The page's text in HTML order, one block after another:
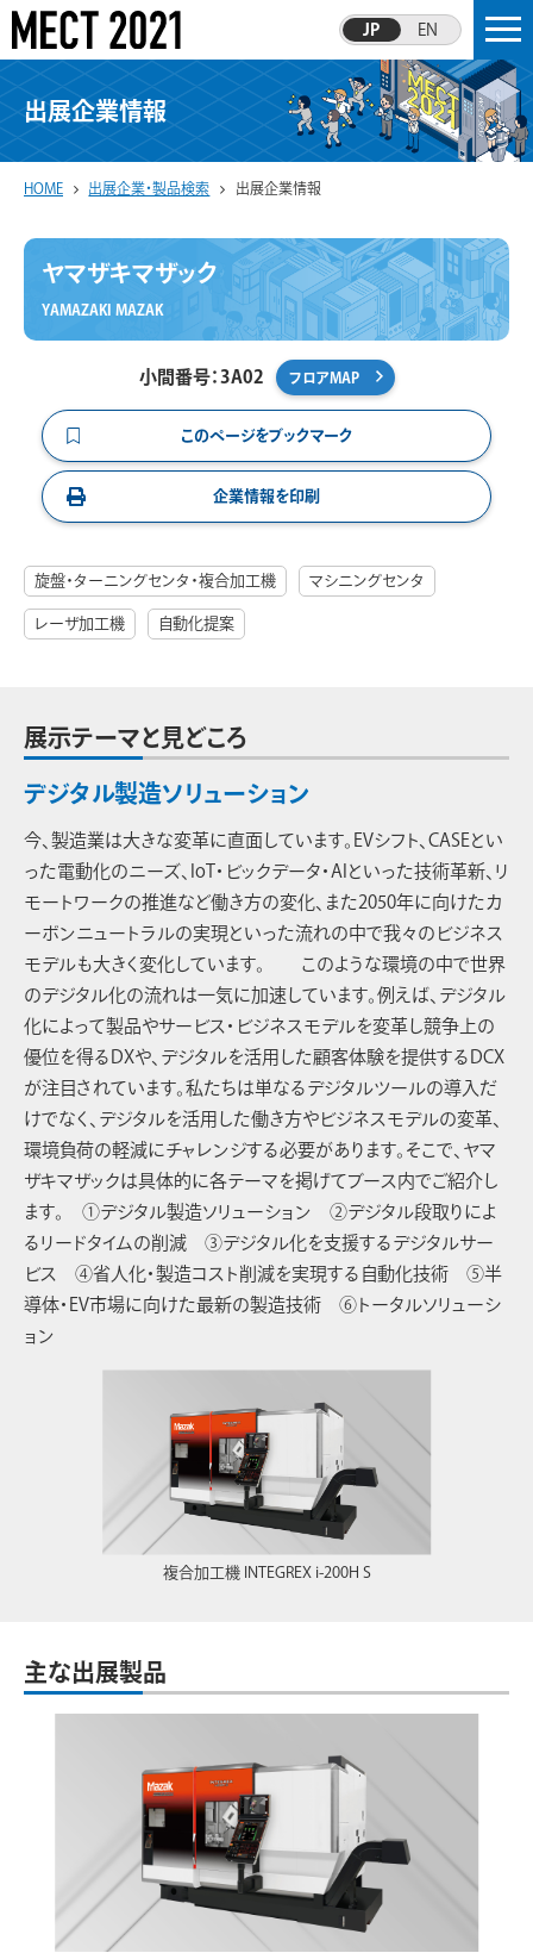
JP EN
出展企業情報
HOME 出展企業・製品検索 出展企業情報
ヤマザキマザック
YAMAZAKI MAZAK
小間番号：3A02 フロアMAP
このページをブックマーク
企業情報を印刷
旋盤・ターニングセンタ・複合加工機 マシニングセンタ
レーザ加工機 自動化提案
展示テーマと見どころ
デジタル製造ソリューション
今、製造業は大きな変革に直面しています。EVシフト、CASEとい
った電動化のニーズ、IoT・ビックデータ・AIといった技術革新、リ
モートワークの推進など働き方の変化、また2050年に向けたカ
ーボンニュートラルの実現といった流れの中で我々のビジネス
モデルも大きく変化しています。 このような環境の中で世界
のデジタル化の流れは一気に加速しています。例えば、デジタル
化によって製品やサービス・ビジネスモデルを変革し競争上の
優位を得るDXや、デジタルを活用した顧客体験を提供するDCX
が注目されています。私たちは単なるデジタルツールの導入だ
けでなく、デジタルを活用した働き方やビジネスモデルの変革、
環境負荷の軽減にチャレンジする必要があります。そこで、ヤマ
ザキマザックは具体的に各テーマを掲げてブース内でご紹介し
ます。 ①デジタル製造ソリューション ②デジタル段取りによ
るリードタイムの削減 ③デジタル化を支援するデジタルサー
ビス ④省人化・製造コスト削減を実現する自動化技術 ⑤半
導体・EV市場に向けた最新の製造技術 ⑥トータルソリューシ
ョン
複合加工機 INTEGREX i-200H S
主な出展製品